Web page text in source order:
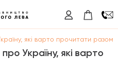
які варто прочитати разом
Україну, які варто